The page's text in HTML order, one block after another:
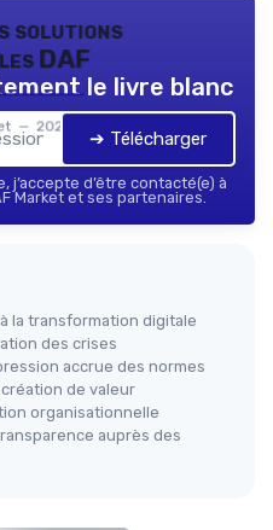
solutions
DAF
— 2026
le livre blanc
➔ Télécharger
j’accepte d’être contacté(e) à
Market et ses partenaires.
la transformation digitale
des crises
accrue des normes
de valeur
organisationnelle
auprès des